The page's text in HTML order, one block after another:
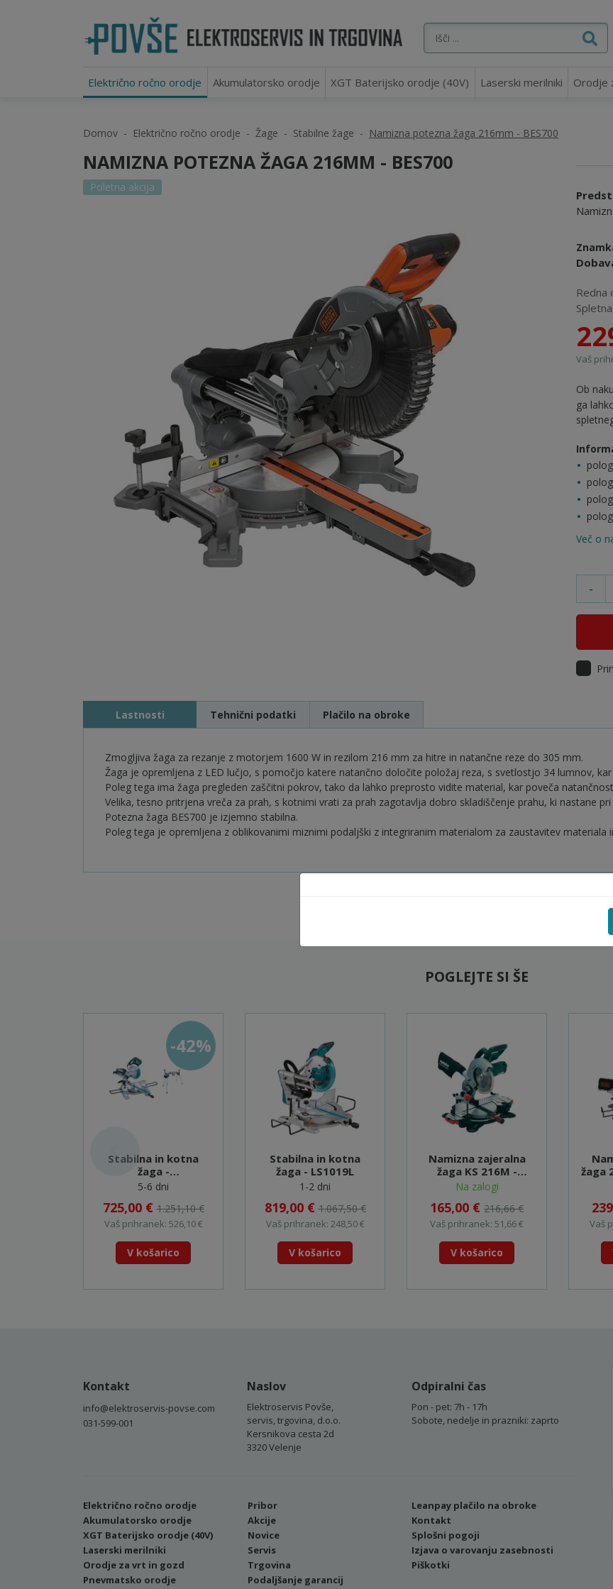
Električno ročno orodje Akumulatorsko orodje XGT Baterijsko orodje (40V) Laserski merilniki Orodje
Domov Električno ročno orodje Žage Stabilne žage Namizna potezna žaga 216mm - BES700
NAMIZNA POTEZNA ŽAGA 216MM - BES700
Poletna akcija
Redna
Vaš
Ob
ga
polog
polog
polog
polog
Več o
-
Lastnosti Tehnični podatki Plačilo na obroke
Zmogljiva žaga za rezanje z motorjem 1600 W in rezilom 216 mm za hitre in natančne reze do 305 mm.
Žaga je opremljena z LED lučjo, s pomočjo katere natančno določite položaj reza, s svetlostjo 34 lumnov,
Poleg tega ima žaga pregleden zaščitni pokrov, tako da lahko preprosto vidite material, kar poveča
Velika, tesno pritrjena vreča za prah, s kotnimi vrati za prah zagotavlja dobro skladiščenje prahu, ki nastane
Potezna žaga BES700 je izjemno stabilna.
Poleg tega je opremljena z oblikovanimi miznimi podaljški z integriranim materialom za zaustavitev materiala
POGLEJTE SI ŠE
Stabilna in kotna
žaga -
LS1018LN+MIZA
5-6 dni
725,00 €1.251,10 €
Vaš prihranek: 526,10 €
V košarico
-42%
Stabilna in kotna
žaga - LS1019L
1-2 dni
819,00 €1.067,50 €
Vaš prihranek: 248,50 €
V košarico
Namizna zajeralna
žaga KS 216M -
610216000
Na zalogi
165,00 € 216,66 €
Vaš prihranek: 51,66 €
V košarico
žaga
Vaš
Kontakt
info@elektroservis-povse.com
031-599-001
Naslov
Elektroservis Povše,
servis, trgovina, d.o.o.
Kersnikova cesta 2d
3320 Velenje
Odpiralni čas
Pon - pet: 7h - 17h
Sobote, nedelje in prazniki: zaprto
Električno ročno orodje
Akumulatorsko orodje
XGT Baterijsko orodje (40V)
Laserski merilniki
Orodje za vrt in gozd
Pnevmatsko orodje
Pribor
Akcije
Novice
Servis
Trgovina
Podaljšanje garancij
Leanpay plačilo na obroke
Kontakt
Splošni pogoji
Izjava o varovanju zasebnosti
Piškotki